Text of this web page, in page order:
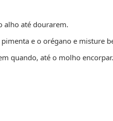
alho até dourarem.
e o orégano e misture
quando, até o molho encorpar.